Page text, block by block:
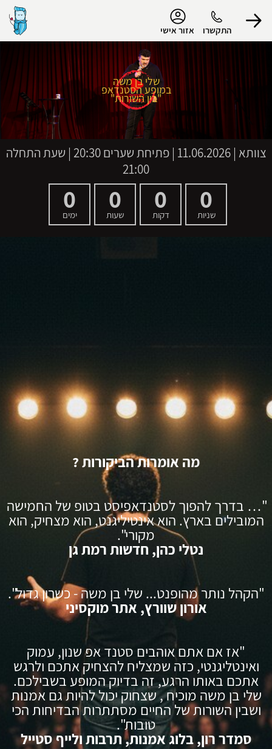
התקשרו אזור אישי
הפרופיל שלי
התנתק
שלי בן משה
במופע הסטנדאפ
"בין השורות"
צוותא |
11.06.2026 | פתיחת שערים 20:30 | שעת התחלה
21:00
0
שניות
0
דקות
0
שעות
0
ימים
מה אומרות הביקורות ?
"… בדרך להפוך לסטנדאפיסט בטופ של החמישה
המובילים בארץ. הוא אינטיליגנט, הוא מצחיק, הוא
מקורי".
נטלי כהן, חדשות רמת גן
"הקהל נותר מהופנט... שלי בן משה - כשרון גדול".
אורון שוורץ, אתר מוקסיני
"אז אם אתם אוהבים סטנד אפ שנון, עמוק
ואינטליגנטי, כזה שמצליח להצחיק אתכם ולרגש
אתכם באותו הרגע, זה בדיוק המופע בשבילכם.
שלי בן משה מוכיח , שצחוק יכול להיות גם אמנות
ושבין השורות של החיים מסתתרות הבדיחות הכי
טובות".
סמדר רון, בלוג אמנות, תרבות ולייף סטייל